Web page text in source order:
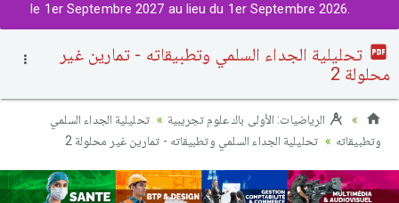
le 1er Septembre 2027 au lieu du 1er Septembre 2026.
تحليلية الجداء السلمي وتطبيقاته - تمارين غير
محلولة 2
الرياضيات: الأولى باك علوم تجريبية
تحليلية الجداء السلمي
وتطبيقاته
تحليلية الجداء السلمي وتطبيقاته - تمارين غير محلولة 2